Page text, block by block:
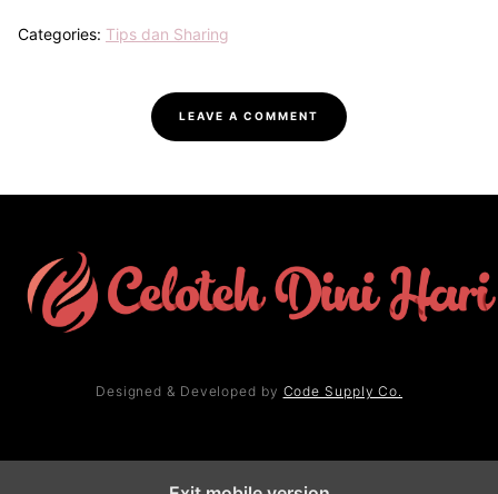
Categories: Tips dan Sharing
LEAVE A COMMENT
Designed & Developed by Code Supply Co.